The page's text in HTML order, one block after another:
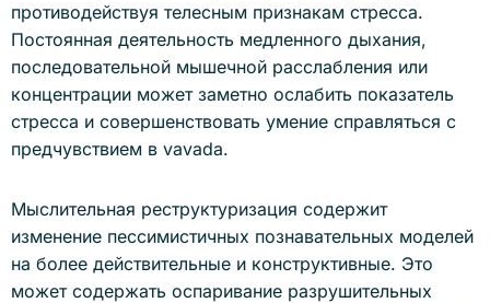
противодействуя телесным признакам стресса.
Постоянная деятельность медленного дыхания,
последовательной мышечной расслабления или
концентрации может заметно ослабить показатель
стресса и совершенствовать умение справляться с
предчувствием в vavada.
Мыслительная реструктуризация содержит
изменение пессимистичных познавательных моделей
на более действительные и конструктивные. Это
может содержать оспаривание разрушительных